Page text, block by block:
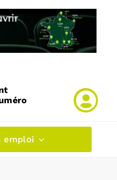
emploi